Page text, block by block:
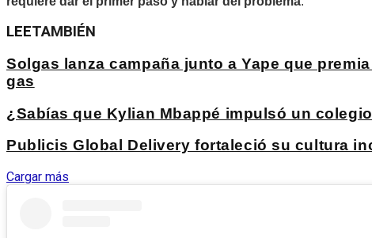
LEETAMBIÉN
Solgas lanza campaña junto a Yape que
gas
¿Sabías que Kylian Mbappé impulsó un
Publicis Global Delivery fortaleció su cultura
Cargar más